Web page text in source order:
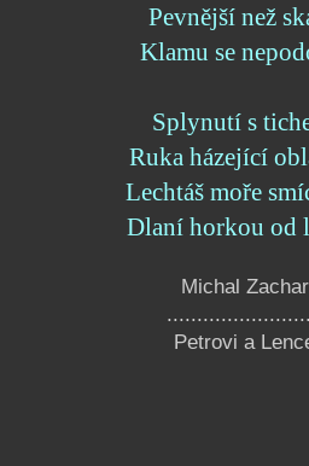
Pevnější než
Klamu se
Splynutí s
Ruka házející
Lechtáš moře
Dlaní horkou od
Michal Zachar
Petrovi a